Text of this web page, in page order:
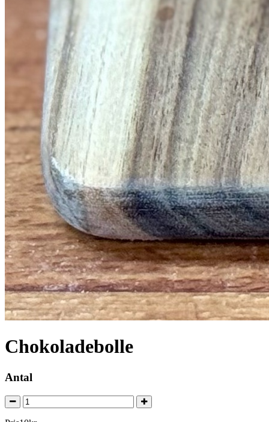
Chokoladebolle
Antal